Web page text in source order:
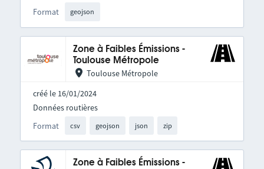
Format geojson
Zone à Faibles Émissions -
Toulouse Métropole
Toulouse Métropole
créé le 16/01/2024
Format csv geojson json zip
Données routières
Zone à Faibles Émissions -